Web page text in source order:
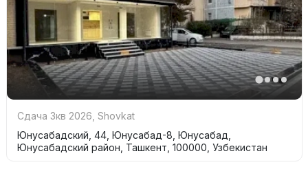
Сдача 3кв 2026 Shovkat
Юнусабадский, 44, Юнусабад-8, Юнусабад,
Юнусабадский район, Ташкент, 100000, Узбекистан